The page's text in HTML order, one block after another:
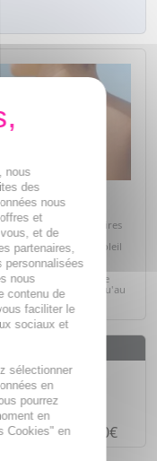
de produits solaires
sur des soins de
la famille, après-soleil
Alliez efficacité,
C'est le
solaires ! Offre
disponibles jusqu'au
à partir de 30€
nous
des
nous
et
et de
partenaires,
personnalisées
nous
contenu de
faciliter le
sociaux et
sélectionner
en
pourrez
en
Cookies" en